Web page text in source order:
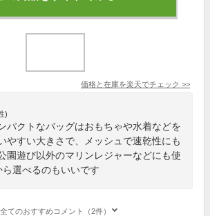
価格と在庫を楽天でチェック >>
)
パクトなバッグはおもちゃや水着などを
やすい大きさで、メッシュで速乾性にも
園遊び以外のマリンレジャーなどにも使
選べるのもいいです
全てのおすすめコメント（2件）